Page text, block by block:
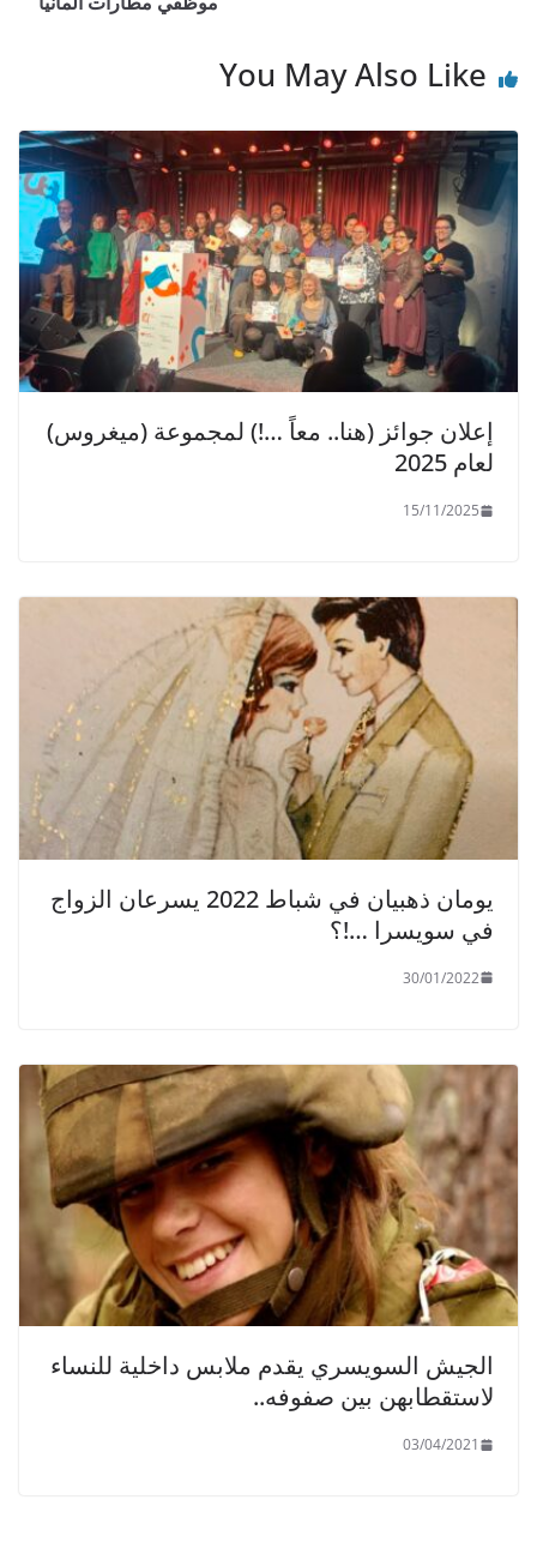
k
You May Also Like
إعلان جوائز (هنا.. معاً …!) لمجموعة (ميغروس)
لعام 2025
15/11/2025
يومان ذهبيان في شباط 2022 يسرعان الزواج
في سويسرا …!؟
30/01/2022
الجيش السويسري يقدم ملابس داخلية للنساء
لاستقطابهن بين صفوفه..
03/04/2021